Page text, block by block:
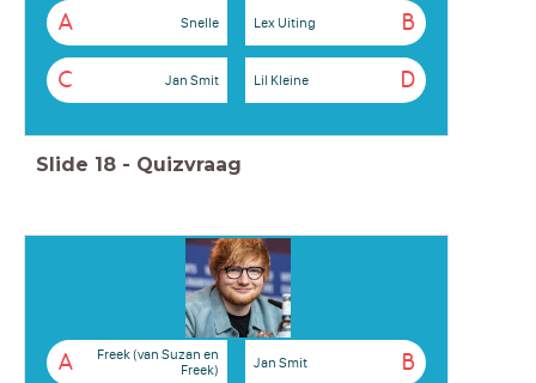
A Snelle B
Lex Uiting
C Jan Smit D
Lil Kleine
Slide 18 - Quizvraag
A
Freek (van Suzan en
Freek)
B
Jan Smit